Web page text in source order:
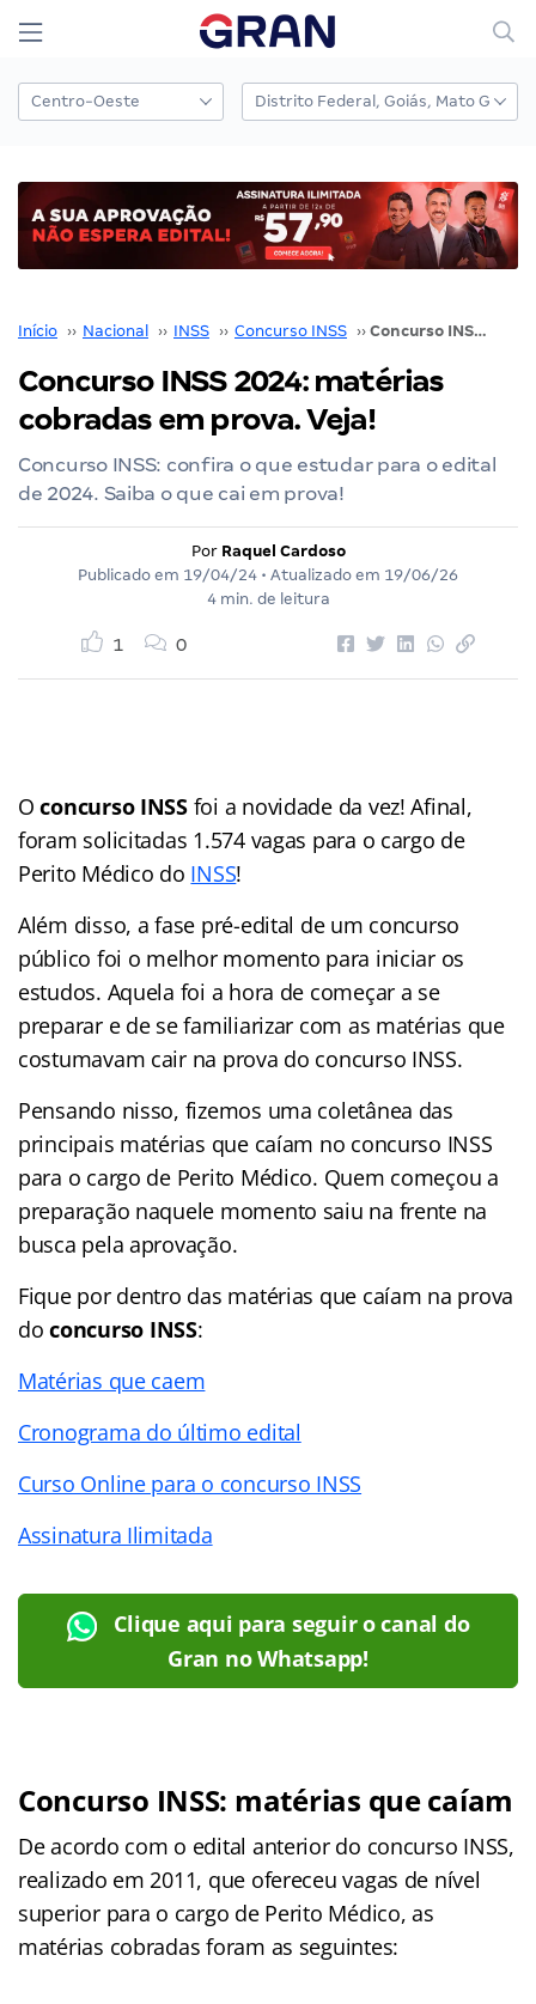
Início ›› Nacional ›› INSS ›› Concurso INSS ›› Concurso INSS 2024: matérias cobradas em prova. Veja!
Concurso INSS 2024: matérias
cobradas em prova. Veja!
Concurso INSS: confira o que estudar para o edital
de 2024. Saiba o que cai em prova!
Por Raquel Cardoso
Publicado em 19/04/24 • Atualizado em 19/06/26
4 min. de leitura
1 0
Oconcurso INSSfoi a novidade da vez! Afinal,
foram solicitadas 1.574 vagas para o cargo de
Perito Médico do INSS!
Além disso, a fase pré-edital de um concurso
público foi o melhor momento para iniciar os
estudos. Aquela foi a hora de começar a se
preparar e de se familiarizar com as matérias que
costumavam cair na prova do concurso INSS.
Pensando nisso, fizemos uma coletânea das
principais matérias que caíam no concurso INSS
para o cargo de Perito Médico. Quem começou a
preparação naquele momento saiu na frente na
busca pela aprovação.
Fique por dentro das matérias que caíam na prova
doconcurso INSS:
Matérias que caem
Cronograma do último edital
Curso Online para o concurso INSS
Assinatura Ilimitada
Clique aqui para seguir o canal do
Gran no Whatsapp!
Concurso INSS: matérias que caíam
De acordo com o edital anterior do concurso INSS,
realizado em 2011, que ofereceu vagas de nível
superior para o cargo de Perito Médico, as
matérias cobradas foram as seguintes: